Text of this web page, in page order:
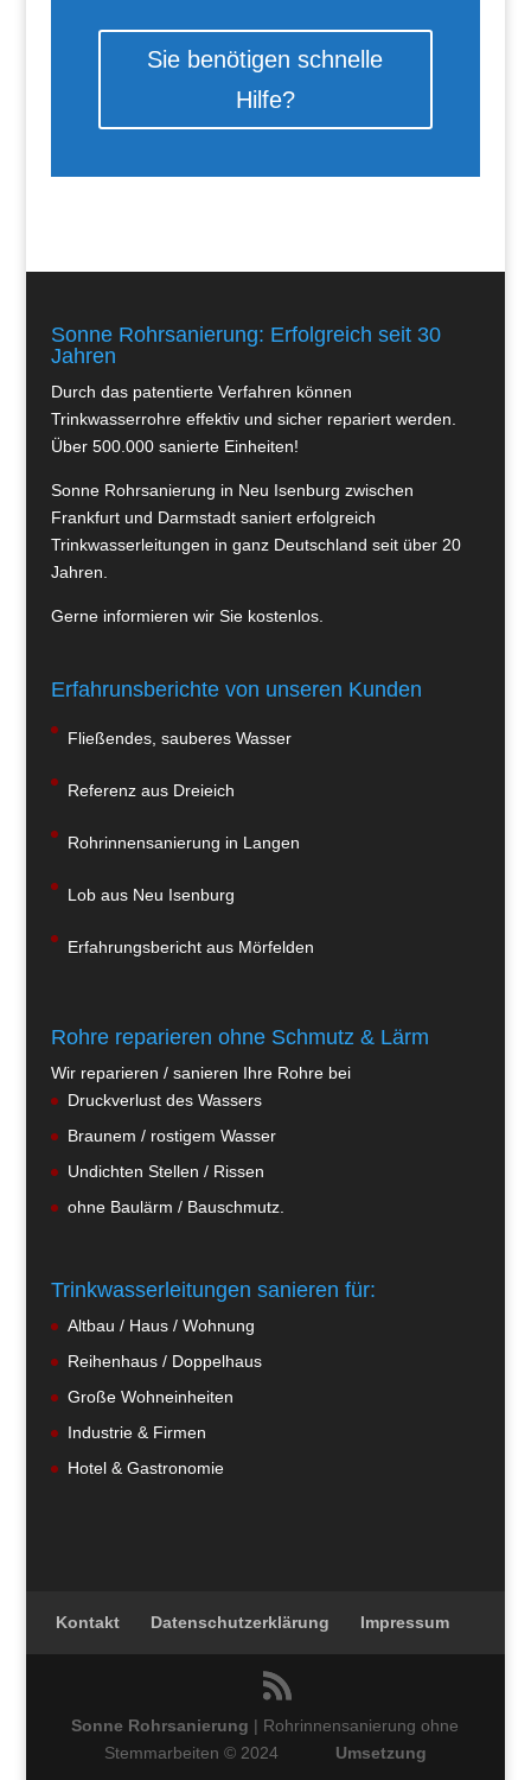
Sie benötigen schnelle
Hilfe?
Sonne Rohrsanierung: Erfolgreich seit 30
Jahren
Durch das patentierte Verfahren können
Trinkwasserrohre effektiv und sicher repariert werden.
Über 500.000 sanierte Einheiten!
Sonne Rohrsanierung in Neu Isenburg zwischen
Frankfurt und Darmstadt saniert erfolgreich
Trinkwasserleitungen in ganz Deutschland seit über 20
Jahren.
Gerne informieren wir Sie kostenlos.
Erfahrunsberichte von unseren Kunden
Fließendes, sauberes Wasser
Referenz aus Dreieich
Rohrinnensanierung in Langen
Lob aus Neu Isenburg
Erfahrungsbericht aus Mörfelden
Rohre reparieren ohne Schmutz & Lärm
Wir reparieren / sanieren Ihre Rohre bei
Druckverlust des Wassers
Braunem / rostigem Wasser
Undichten Stellen / Rissen
ohne Baulärm / Bauschmutz.
Trinkwasserleitungen sanieren für:
Altbau / Haus / Wohnung
Reihenhaus / Doppelhaus
Große Wohneinheiten
Industrie & Firmen
Hotel & Gastronomie
Kontakt Datenschutzerklärung Impressum
Sonne Rohrsanierung | Rohrinnensanierung ohne
Stemmarbeiten © 2024 Umsetzung